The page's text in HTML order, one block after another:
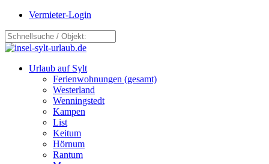
Vermieter-Login
Urlaub auf Sylt
Ferienwohnungen (gesamt)
Westerland
Wenningstedt
Kampen
List
Keitum
Hörnum
Rantum